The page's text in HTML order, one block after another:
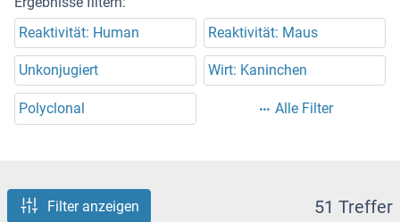
Reaktivität: Human
Reaktivität: Maus
Unkonjugiert Wirt: Kaninchen
Polyclonal Alle Filter
Filter anzeigen 51 Treffer